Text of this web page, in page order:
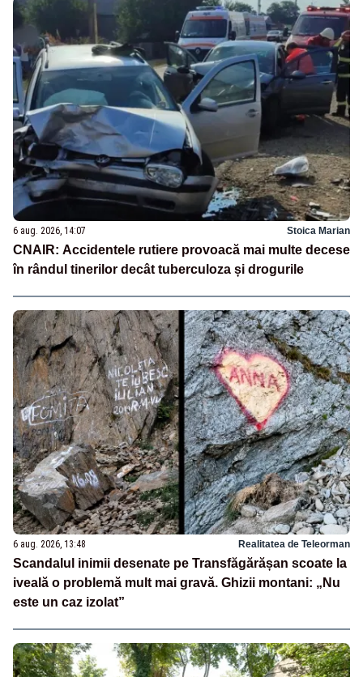
6 aug. 2026, 14:07 Stoica Marian
CNAIR: Accidentele rutiere provoacă mai multe decese
în rândul tinerilor decât tuberculoza și drogurile
6 aug. 2026, 13:48 Realitatea de Teleorman
Scandalul inimii desenate pe Transfăgărășan scoate la
iveală o problemă mult mai gravă. Ghizii montani: „Nu
este un caz izolat”